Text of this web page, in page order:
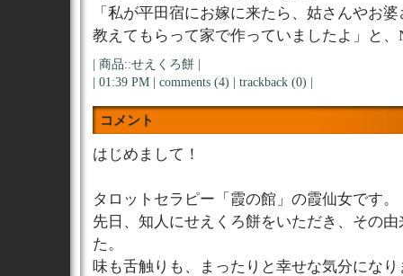
「私が平田宿にお嫁に来たら、姑さんやお
教えてもらって家で作っていましたよ」と、
商品::せえくろ餅|
| 01:39 PM | comments (4) trackback (0)
コメント
はじめまして！
タロットセラピー「霞の館」の霞仙女です。
先日、知人にせえくろ餅をいただき、その
た。
味も舌触りも、まったりと幸せな気分になり